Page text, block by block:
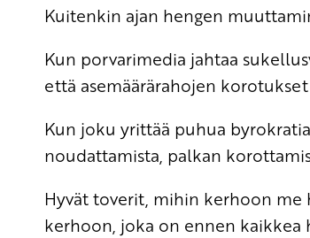
Kuitenkin ajan hengen
Kun porvarimedia jahtaa
että asemäärärahojen
Kun joku yrittää puhua
noudattamista, palkan
Hyvät toverit, mihin kerhoon
kerhoon, joka on ennen kaikkea